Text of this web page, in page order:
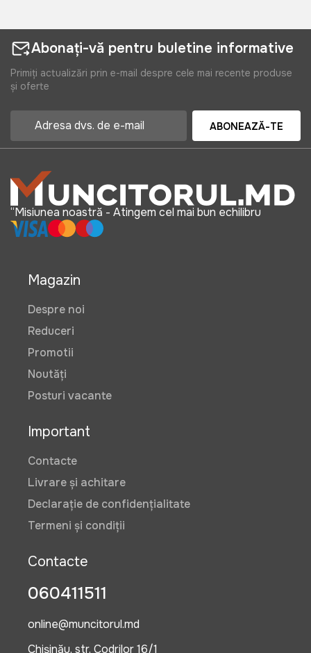
Abonați-vă pentru buletine informative
Primiți actualizări prin e-mail despre cele mai recente produse
și oferte
ABONEAZĂ-TE
“Misiunea noastră - Atingem cel mai bun echilibru
Magazin
Despre noi
Reduceri
Promotii
Noutăți
Posturi vacante
Important
Contacte
Livrare și achitare
Declarație de confidențialitate
Termeni și condiții
Contacte
060411511
online@muncitorul.md
Chișinău, str. Codrilor 16/1